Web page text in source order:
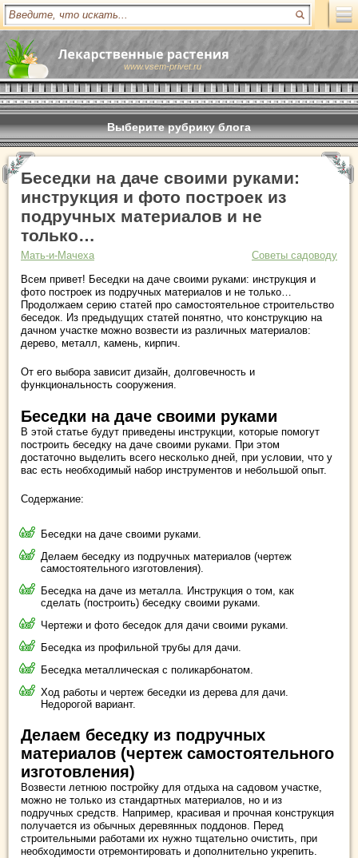
www.vsem-privet.ru
Выберите рубрику блога
Беседки на даче своими руками:
инструкция и фото построек из
подручных материалов и не
только…
Мать-и-Мачеха
Советы садоводу
Всем привет! Беседки на даче своими руками: инструкция и
фото построек из подручных материалов и не только…
Продолжаем серию статей про самостоятельное строительство
беседок. Из предыдущих статей понятно, что конструкцию на
дачном участке можно возвести из различных материалов:
дерево, металл, камень, кирпич.
От его выбора зависит дизайн, долговечность и
функциональность сооружения.
Беседки на даче своими руками
В этой статье будут приведены инструкции, которые помогут
построить беседку на даче своими руками. При этом
достаточно выделить всего несколько дней, при условии, что у
вас есть необходимый набор инструментов и небольшой опыт.
Содержание:
Беседки на даче своими руками.
Делаем беседку из подручных материалов (чертеж
самостоятельного изготовления).
Беседка на даче из металла. Инструкция о том, как
сделать (построить) беседку своими руками.
Чертежи и фото беседок для дачи своими руками.
Беседка из профильной трубы для дачи.
Беседка металлическая с поликарбонатом.
Ход работы и чертеж беседки из дерева для дачи.
Недорогой вариант.
Делаем беседку из подручных
материалов (чертеж самостоятельного
изготовления)
Возвести летнюю постройку для отдыха на садовом участке,
можно не только из стандартных материалов, но и из
подручных средств. Например, красивая и прочная конструкция
получается из обычных деревянных поддонов. Перед
строительными работами их нужно тщательно очистить, при
необходимости отремонтировать и дополнительно укрепить.